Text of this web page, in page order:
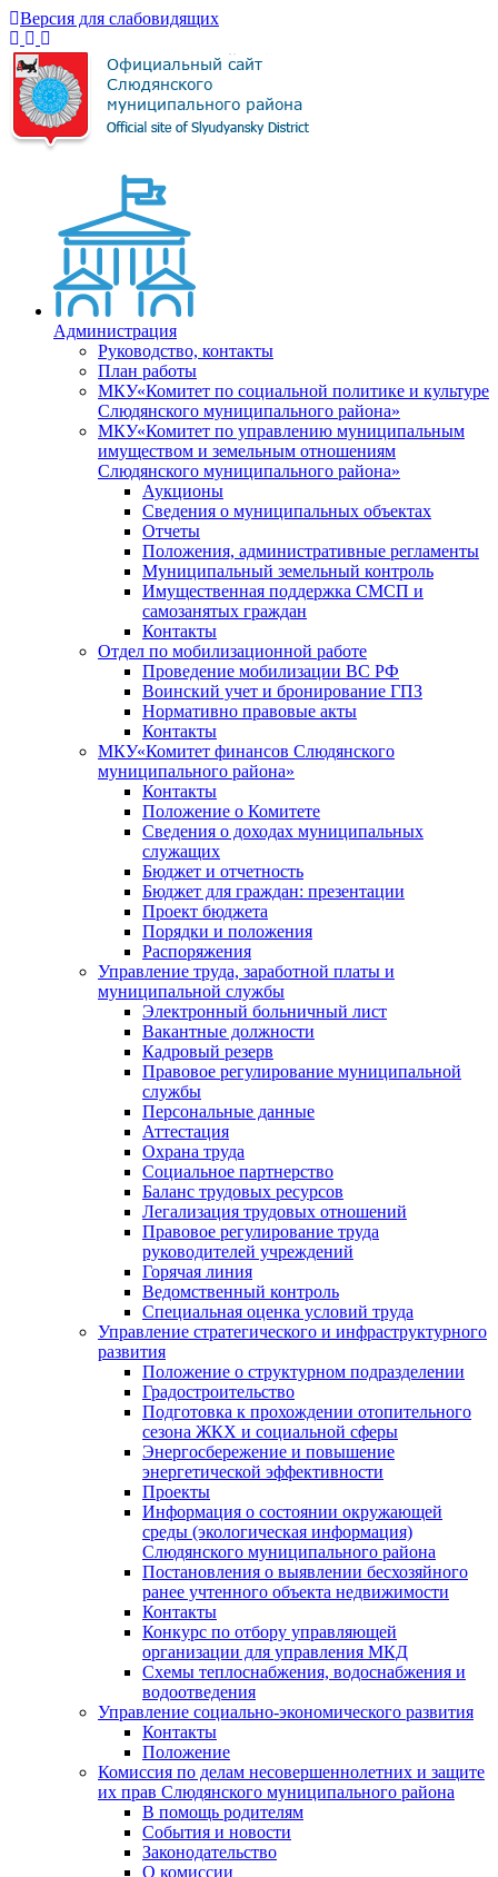
Версия для слабовидящих
Администрация
Руководство, контакты
План работы
МКУ«Комитет по социальной политике и культуре
Слюдянского муниципального района»
МКУ«Комитет по управлению муниципальным
имуществом и земельным отношениям
Слюдянского муниципального района»
Аукционы
Сведения о муниципальных объектах
Отчеты
Положения, административные регламенты
Муниципальный земельный контроль
Имущественная поддержка СМСП и
самозанятых граждан
Контакты
Отдел по мобилизационной работе
Проведение мобилизации ВС РФ
Воинский учет и бронирование ГПЗ
Нормативно правовые акты
Контакты
МКУ«Комитет финансов Слюдянского
муниципального района»
Контакты
Положение о Комитете
Сведения о доходах муниципальных
служащих
Бюджет и отчетность
Бюджет для граждан: презентации
Проект бюджета
Порядки и положения
Распоряжения
Управление труда, заработной платы и
муниципальной службы
Электронный больничный лист
Вакантные должности
Кадровый резерв
Правовое регулирование муниципальной
службы
Персональные данные
Аттестация
Охрана труда
Социальное партнерство
Баланс трудовых ресурсов
Легализация трудовых отношений
Правовое регулирование труда
руководителей учреждений
Горячая линия
Ведомственный контроль
Специальная оценка условий труда
Управление стратегического и инфраструктурного
развития
Положение о структурном подразделении
Градостроительство
Подготовка к прохождении отопительного
сезона ЖКХ и социальной сферы
Энергосбережение и повышение
энергетической эффективности
Проекты
Информация о состоянии окружающей
среды (экологическая информация)
Слюдянского муниципального района
Постановления о выявлении бесхозяйного
ранее учтенного объекта недвижимости
Контакты
Конкурс по отбору управляющей
организации для управления МКД
Схемы теплоснабжения, водоснабжения и
водоотведения
Управление социально-экономического развития
Контакты
Положение
Комиссия по делам несовершеннолетних и защите
их прав Слюдянского муниципального района
В помощь родителям
События и новости
Законодательство
О комиссии